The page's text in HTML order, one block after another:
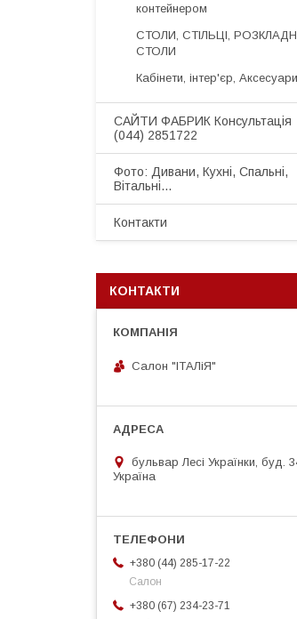
контейнером
СТОЛИ, СТІЛЬЦІ,
СТОЛИ
Кабінети, інтер'єр, Аксесуари
САЙТИ ФАБРИК Консультація
(044) 2851722
Фото: Дивани, Кухні, Спальні,
Вітальні...
Контакти
КОНТАКТИ
Салон "ІТАЛіЯ"
бульвар Лесі Українки, буд.
Україна
+380 (44) 285-17-22
Салон
+380 (67) 234-23-71